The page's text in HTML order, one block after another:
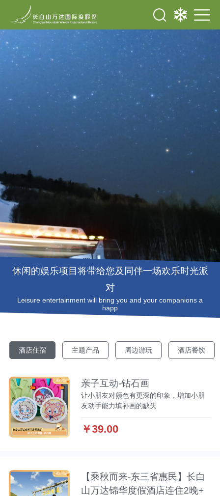
休闲的娱乐项目将带给您及同伴一场欢乐时光派
对
Leisure entertainment will bring you and your companions a
happ
酒店住宿 主题产品 周边游玩 酒店餐饮
亲子互动-钻石画
让小朋友对颜色有更深的印象，增加小朋
友动手能力填补画的缺失
￥39.00
【乘秋而来-东三省惠民】长白
山万达锦华度假酒店连住2晚+